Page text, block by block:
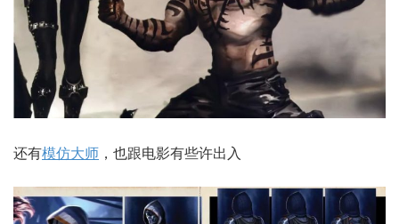
还有模仿大师 ，也跟电影有些许出入